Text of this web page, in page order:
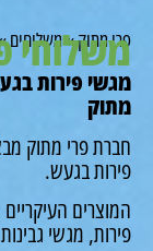
»משלוחים»
פירות בגעש |
פרי מתוק מבצעת
בגעש.
העיקריים
מגשי גבינות.